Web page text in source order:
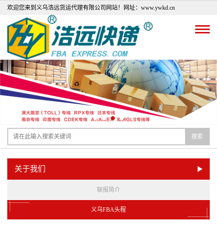
欢迎您来到义乌浩远货运代理有限公司网站！网址：www.ywkd.cn
搜索
关于我们
联报简介
义乌FBA头程